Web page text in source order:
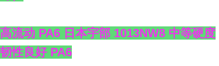
高流动 PA6 日本宇部 1013NW8 中等硬度
韧性良好 PA6